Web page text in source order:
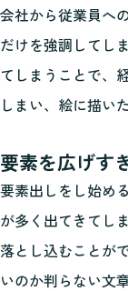
会社から従業員へ
だけを強調してし
てしまうことで、
しまい、絵に描い
要素を広げす
要素出しをし始め
が多く出てきてし
落とし込むことが
いのか判らない文